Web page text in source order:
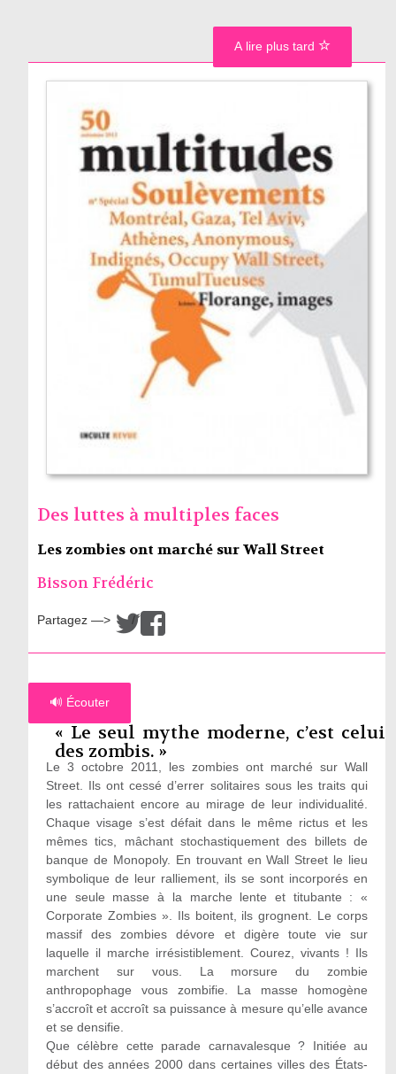
Des luttes à multiples faces
Les zombies ont marché sur Wall Street
Bisson Frédéric
Partagez —> /
🔊 Écouter
« Le seul mythe moderne, c’est celui
des zombis. »
Le 3 octobre 2011, les zombies ont marché sur Wall
Street. Ils ont cessé d’errer solitaires sous les traits qui
les rattachaient encore au mirage de leur individualité.
Chaque visage s’est défait dans le même rictus et les
mêmes tics, mâchant stochastiquement des billets de
banque de Monopoly. En trouvant en Wall Street le lieu
symbolique de leur ralliement, ils se sont incorporés en
une seule masse à la marche lente et titubante : «
Corporate Zombies ». Ils boitent, ils grognent. Le corps
massif des zombies dévore et digère toute vie sur
laquelle il marche irrésistiblement. Courez, vivants ! Ils
marchent sur vous. La morsure du zombie
anthropophage vous zombifie. La masse homogène
s’accroît et accroît sa puissance à mesure qu’elle avance
et se densifie.
Que célèbre cette parade carnavalesque ? Initiée au
début des années 2000 dans certaines villes des États-
A lire plus tard